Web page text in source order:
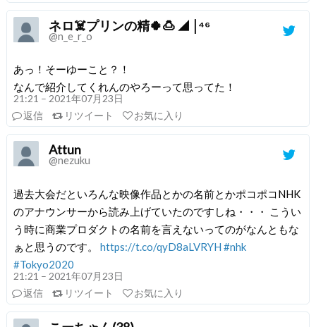
ネロ☠️プリンの精🍀🍮 ◢ ￨⁴⁶
@n_e_r_o
あっ！そーゆーこと？！
なんで紹介してくれんのやろーって思ってた！
21:21 – 2021年07月23日
返信
リツイート お気に入り
Attun
@nezuku
過去大会だといろんな映像作品とかの名前とかポコポコNHK
のアナウンサーから読み上げていたのですしね・・・ こうい
う時に商業プロダクトの名前を言えないってのがなんともな
ぁと思うのです。 https://t.co/qyD8aLVRYH #nhk
#Tokyo2020
21:21 – 2021年07月23日
返信
リツイート お気に入り